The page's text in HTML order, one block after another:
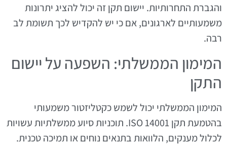
והגברת התחרותיות. יישום תקן זה יכול להציג יתרונות
משמעותיים לארגונים, אם כי יש להקדיש לכך תשומת לב
רבה.
המימון הממשלתי: השפעה על יישום
התקן
המימון הממשלתי יכול לשמש כקטליזטור משמעותי
בהטמעת תקן ISO 14001. תוכניות סיוע ממשלתיות עשויות
לכלול מענקים, הלוואות בתנאים נוחים או תמיכה טכנית.